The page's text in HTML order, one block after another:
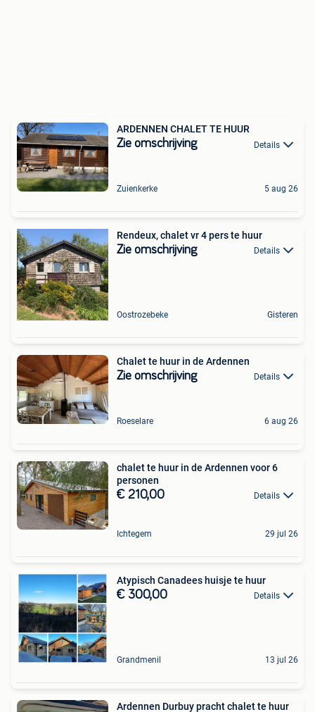
ARDENNEN CHALET TE HUUR
Zie omschrijving Details
Zuienkerke 5 aug 26
Rendeux, chalet vr 4 pers te huur
Zie omschrijving Details
Oostrozebeke Gisteren
Chalet te huur in de Ardennen
Zie omschrijving Details
Roeselare 6 aug 26
chalet te huur in de Ardennen voor 6
personen
€ 210,00 Details
Ichtegem 29 jul 26
Atypisch Canadees huisje te huur
€ 300,00 Details
Grandmenil 13 jul 26
Ardennen Durbuy pracht chalet te huur